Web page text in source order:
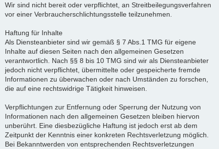
Wir sind nicht bereit oder verpflichtet, an Streitbeilegungsverfahren
vor einer Verbraucherschlichtungsstelle teilzunehmen.
Haftung für Inhalte
Als Diensteanbieter sind wir gemäß § 7 Abs.1 TMG für eigene
Inhalte auf diesen Seiten nach den allgemeinen Gesetzen
verantwortlich. Nach §§ 8 bis 10 TMG sind wir als Diensteanbieter
jedoch nicht verpflichtet, übermittelte oder gespeicherte fremde
Informationen zu überwachen oder nach Umständen zu forschen,
die auf eine rechtswidrige Tätigkeit hinweisen.
Verpflichtungen zur Entfernung oder Sperrung der Nutzung von
Informationen nach den allgemeinen Gesetzen bleiben hiervon
unberührt. Eine diesbezügliche Haftung ist jedoch erst ab dem
Zeitpunkt der Kenntnis einer konkreten Rechtsverletzung möglich.
Bei Bekanntwerden von entsprechenden Rechtsverletzungen